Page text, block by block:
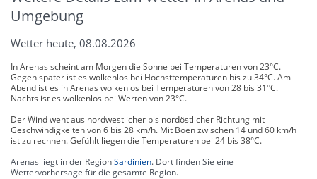
Umgebung
Wetter heute, 08.08.2026
In Arenas scheint am Morgen die Sonne bei Temperaturen von 23°C.
Gegen später ist es wolkenlos bei Höchsttemperaturen bis zu 34°C. Am
Abend ist es in Arenas wolkenlos bei Temperaturen von 28 bis 31°C.
Nachts ist es wolkenlos bei Werten von 23°C.
Der Wind weht aus nordwestlicher bis nordöstlicher Richtung mit
Geschwindigkeiten von 6 bis 28 km/h. Mit Böen zwischen 14 und 60 km/h
ist zu rechnen. Gefühlt liegen die Temperaturen bei 24 bis 38°C.
Arenas liegt in der RegionSardinien. Dort finden Sie eine
Wettervorhersage für die gesamte Region.